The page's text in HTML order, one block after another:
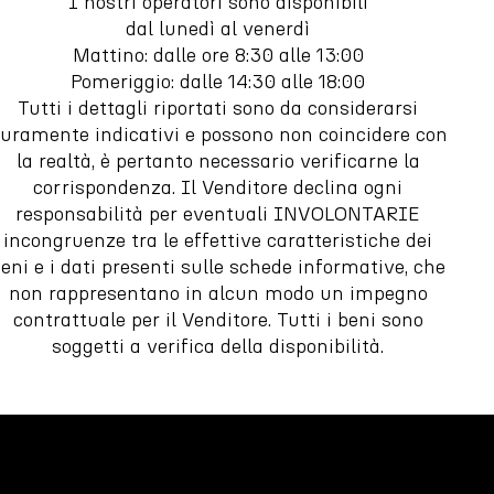
dal lunedì al venerdì
Mattino: dalle ore 8:30 alle 13:00
Pomeriggio: dalle 14:30 alle 18:00
Tutti i dettagli riportati sono da considerarsi
indicativi e possono non coincidere con
la realtà, è pertanto necessario verificarne la
corrispondenza. Il Venditore declina ogni
responsabilità per eventuali INVOLONTARIE
incongruenze tra le effettive caratteristiche dei
e i dati presenti sulle schede informative, che
non rappresentano in alcun modo un impegno
contrattuale per il Venditore. Tutti i beni sono
soggetti a verifica della disponibilità.